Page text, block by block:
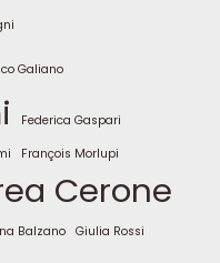
Galiano
Federica Gaspari
François Morlupi
Cerone
Balzano Giulia Rossi